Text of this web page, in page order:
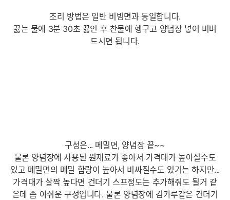
조리 방법은 일반 비빔면과 동일합니다.
끓는 물에 3분 30초 끓인 후 찬물에 헹구고 양념장 넣어 비벼
드시면 됩니다.
구성은... 메밀면, 양념장 끝~~
물론 양념장에 사용된 원재료가 좋아서 가격대가 높아질수도
있고 메밀면의 메밀 함량이 높아서 비싸질수도 있기는 하지만...
가격대가 살짝 높다면 건더기 스프정도는 추가해줘도 될거 같
은데 좀 아쉬운 구성입니다. 물론 양념장에 김가루같은 건더기